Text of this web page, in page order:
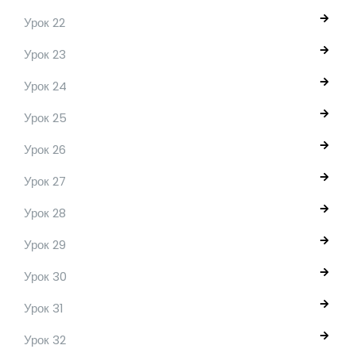
Урок 22
Урок 23
Урок 24
Урок 25
Урок 26
Урок 27
Урок 28
Урок 29
Урок 30
Урок 31
Урок 32